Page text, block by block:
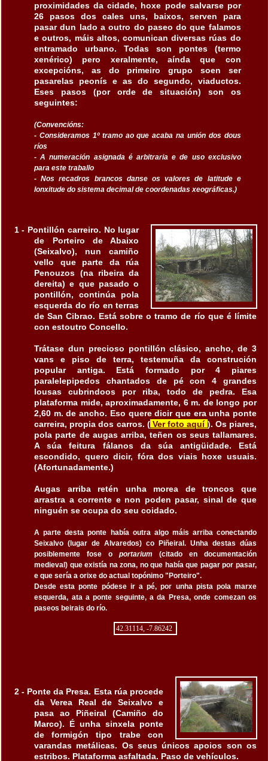
proximidades da cidade, hoxe pode salvarse por
26 pasos dos cales uns, baixos, serven para
pasar dun lado a outro do paseo do que falamos
e outros, máis altos, comunican diversas rúas do
entramado urbano. Todas son pontes (termo
xenérico) pero xeralmente, aínda que con
excepcións, as do primeiro grupo soen ser
pasarelas peonís e as do segundo, viaductos.
Eses pasos (por orde de situación) son os
seguintes:
(Convencións:
- Consideramos 1º tramo ao que acaba na unión dos dous
ríos
- A numeración asignada é arbitraria e de uso exclusivo
para este traballo
- Nos recadros brancos danse os valores de latitude e
lonxitude do sistema decimal de coordenadas xeográficas.)
1 - Pontillón carreiro. No lugar
de Porteiro de Abaixo
(Seixalvo), nun camiño
vello que parte da rúa
Penouzos (na ribeira da
dereita) e que pasado o
pontillón, continúa pola
esquerda do río en terras
de San Cibrao. Está sobre o tramo de río que é límite
con estoutro Concello.
Trátase dun precioso pontillón clásico, ancho, de 3
vans e piso de terra, testemuña da construción
popular antiga. Está formado por 4 piares
paralelepipedos chantados de pé con 4 grandes
lousas cubrindoos por riba, todo de pedra. Esa
plataforma mide, aproximadamente, 6 m. de longo por
2,60 m. de ancho. Eso quere dicir que era unha ponte
carreira, propia dos carros. (Ver foto aquí ). Os piares,
pola parte de augas arriba, teñen os seus tallamares.
A súa feitura fálanos da súa antigüidade. Está
escondido, quero dicir, fóra dos viais hoxe usuais.
(Afortunadamente.)
Augas arriba retén unha morea de troncos que
arrastra a corrente e non poden pasar, sinal de que
ninguén se ocupa do seu coidado.
A parte desta ponte había outra algo máis arriba conectando
Seixalvo (lugar de Alvaredos) co Piñeiral. Unha destas dúas
posiblemente fose oportarium(citado en documentación
medieval) que existía na zona, no que había que pagar por pasar,
e que sería a orixe do actual topónimo "Porteiro".
Desde esta ponte pódese ir a pé, por unha pista pola marxe
esquerda, ata a ponte seguinte, a da Presa, onde comezan os
paseos beirais do río.
42.31114, -7.86242
2 - Ponte da Presa. Esta rúa procede
da Verea Real de Seixalvo e
pasa ao Piñeiral (Camiño do
Marco). É unha sinxela ponte
de formigón tipo trabe con
varandas metálicas. Os seus únicos apoios son os
estribos. Plataforma asfaltada. Paso de vehículos.